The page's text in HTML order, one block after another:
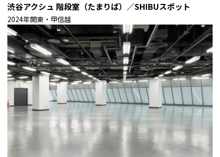
渋谷アクシュ 階段室（たまりば）／SHIBUスポット
2024年関東・甲信越